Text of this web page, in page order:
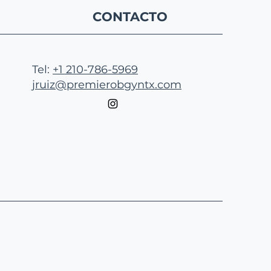
CONTACTO
Tel: +1 210-786-5969
jruiz@premierobgyntx.com